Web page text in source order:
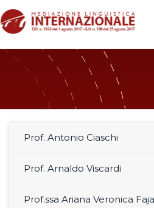
Prof. Antonio Ciaschi
Prof. Arnaldo Viscardi
Prof.ssa Ariana Veronica